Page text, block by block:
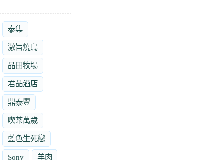
泰集
激旨燒鳥
品田牧場
君品酒店
鼎泰豐
喫茶萬歲
藍色生死戀
Sony 羊肉